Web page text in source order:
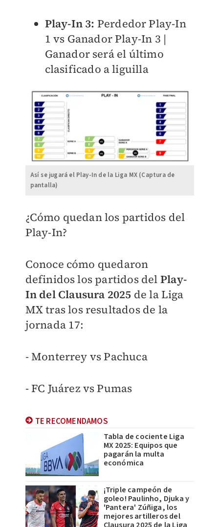
Play-In 3: Perdedor Play-In
1 vs Ganador Play-In 3 |
Ganador será el último
clasificado a liguilla
Así se jugará el Play-In de la Liga MX (Captura de
pantalla)
¿Cómo quedan los partidos del
Play-In?
Conoce cómo quedaron
definidos los partidos del Play-
In del Clausura 2025 de la Liga
MX tras los resultados de la
jornada 17:
- Monterrey vs Pachuca
- FC Juárez vs Pumas
TE RECOMENDAMOS
Tabla de cociente Liga
MX 2025: Equipos que
pagarán la multa
económica
¡Triple campeón de
goleo! Paulinho, Djuka y
'Pantera' Zúñiga, los
mejores artilleros del